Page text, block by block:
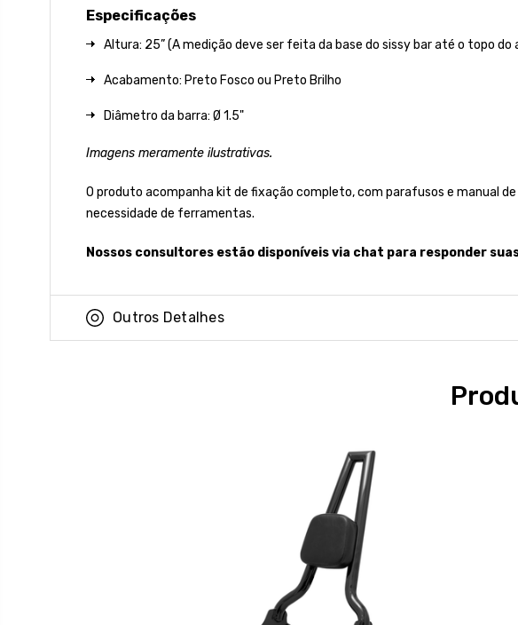
Especificações
Altura: 25” (A medição deve ser feita da base do sissy bar até o topo do
Acabamento: Preto Fosco ou Preto Brilho
Diâmetro da barra: Ø 1.5"
Imagens meramente ilustrativas.
O produto acompanha kit de fixação completo, com parafusos e manual
necessidade de ferramentas.
Nossos consultores estão disponíveis via chat para responder su
Outros Detalhes